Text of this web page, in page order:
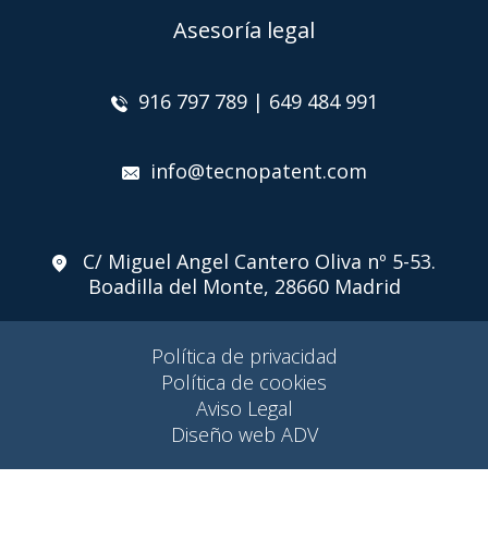
Asesoría legal
916 797 789 | 649 484 991
info@tecnopatent.com
C/ Miguel Angel Cantero Oliva nº 5-53.
Boadilla del Monte, 28660 Madrid
Política de privacidad
Política de cookies
Aviso Legal
Diseño web ADV